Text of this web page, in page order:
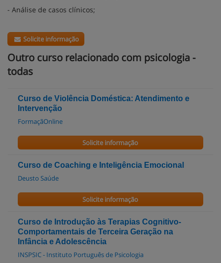
- Análise de casos clínicos;
Solicite informação
Outro curso relacionado com psicologia -
todas
Curso de Violência Doméstica: Atendimento e
Intervenção
FormaçãOnline
Solicite informação
Curso de Coaching e Inteligência Emocional
Deusto Saúde
Solicite informação
Curso de Introdução às Terapias Cognitivo-
Comportamentais de Terceira Geração na
Infância e Adolescência
INSPSIC - Instituto Português de Psicologia